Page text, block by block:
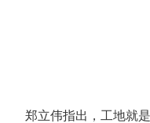
郑立伟指出，工地就是